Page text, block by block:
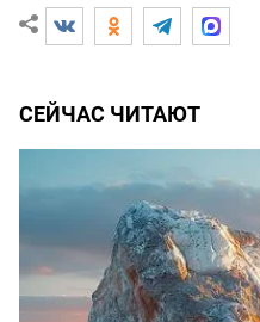
СЕЙЧАС ЧИТАЮТ